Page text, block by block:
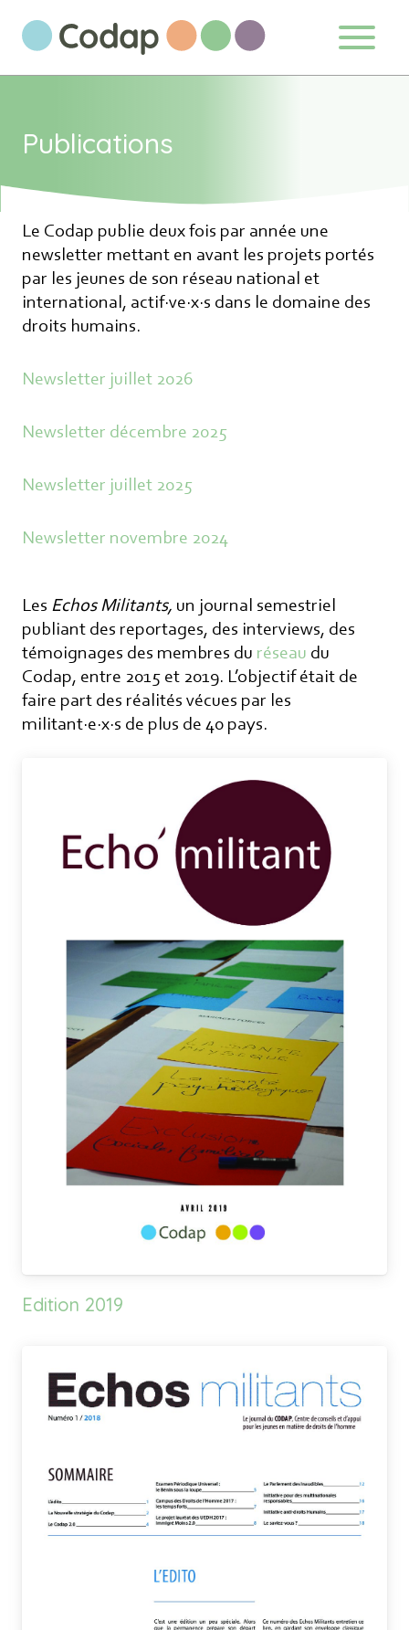
Publications
Le Codap publie deux fois par année une
newsletter mettant en avant les projets portés
par les jeunes de son réseau national et
international, actif·ve·x·s dans le domaine des
droits humains.
Newsletter juillet 2026
Newsletter décembre 2025
Newsletter juillet 2025
Newsletter novembre 2024
Les Echos Militants, un journal semestriel
publiant des reportages, des interviews, des
témoignages des membres du réseau du
Codap, entre 2015 et 2019. L’objectif était de
faire part des réalités vécues par les
militant·e·x·s de plus de 40 pays.
Edition 2019
S'abonner à notre newsletter
Ne manquez pas les nouveautés que nous
réservons à nos fidèles abonnés.
notre lettre d'information ainsi que des
pouvez à tout moment utiliser le lien de
nos mails.